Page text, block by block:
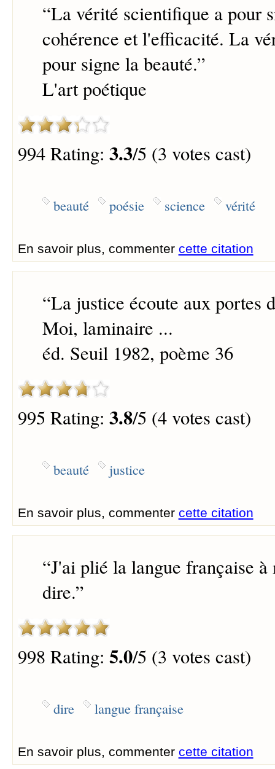
“La vérité scientifique a pour
cohérence et l'efficacité. La
pour signe la beauté.”
L'art poétique
994 Rating: 3.3/5 (3 votes cast)
beauté poésie science vérité
En savoir plus, commenter cette citation
“La justice écoute aux portes
Moi, laminaire ...
éd. Seuil 1982, poème 36
995 Rating: 3.8/5 (4 votes cast)
beauté justice
En savoir plus, commenter cette citation
“J'ai plié la langue française
dire.”
998 Rating: 5.0/5 (3 votes cast)
dire langue française
En savoir plus, commenter cette citation